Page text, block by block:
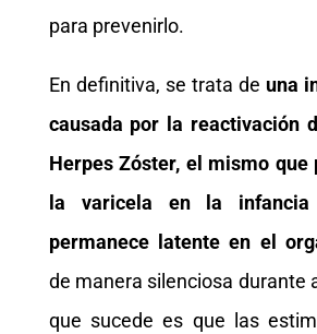
para prevenirlo.
En definitiva, se trata de una
causada por la reactivación
Herpes Zóster, el mismo que
la varicela en la
permanece latente en el
de manera silenciosa durante
que sucede es que las